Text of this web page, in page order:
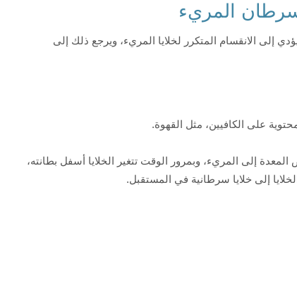
المريء
الانقسام المتكرر لخلايا المريء، ويرجع ذلك إلى
على الكافيين، مثل القهوة.
إلى المريء، وبمرور الوقت تتغير الخلايا أسفل بطانته،
إلى خلايا سرطانية في المستقبل.